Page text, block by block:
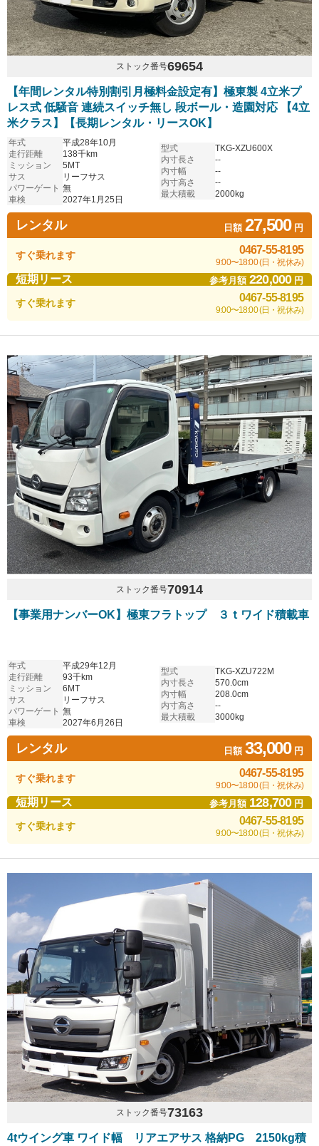
ストック番号69654
【年間レンタル特別割引月極料金設定有】極東製 4立米プ
レス式 低騒音 連続スイッチ無し 段ボール・造園対応 【4立
米クラス】【長期レンタル・リースOK】
年式
平成28年10月
走行距離
138千km
ミッション
5MT
サス
リーフサス
パワーゲート 無
車検
2027年1月25日
型式
TKG-XZU600X
内寸長さ
--
内寸幅
--
内寸高さ
--
最大積載
2000kg
レンタル 日額27,500円
すぐ乗れます 0467-55-8195
9:00〜18:00 (日・祝休み)
短期リース 参考月額220,000円
すぐ乗れます 0467-55-8195
9:00〜18:00 (日・祝休み)
ストック番号70914
【事業用ナンバーOK】極東フラトップ ３ｔワイド積載車
年式
平成29年12月
走行距離
93千km
ミッション
6MT
サス
リーフサス
パワーゲート 無
車検
2027年6月26日
型式
TKG-XZU722M
内寸長さ
570.0cm
内寸幅
208.0cm
内寸高さ
--
最大積載
3000kg
レンタル 日額33,000円
すぐ乗れます 0467-55-8195
9:00〜18:00 (日・祝休み)
短期リース 参考月額 128,700円
すぐ乗れます 0467-55-8195
9:00〜18:00 (日・祝休み)
ストック番号73163
4tウイング車 ワイド幅 リアエアサス 格納PG 2150kg積